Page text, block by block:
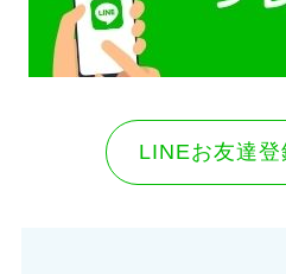
LINEお友達登